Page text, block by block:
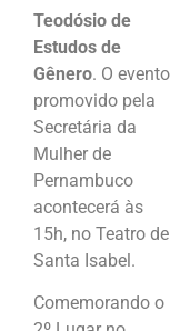
Teodósio de
Estudos de
Gênero. O evento
promovido pela
Secretária da
Mulher de
Pernambuco
acontecerá às
15h, no Teatro de
Santa Isabel.
Comemorando o